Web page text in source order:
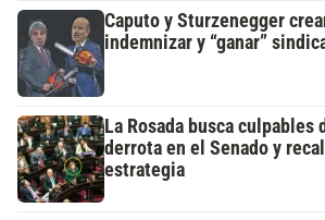
Caputo y Sturzenegger
indemnizar y “ganar”
La Rosada busca culpables
derrota en el Senado y
estrategia